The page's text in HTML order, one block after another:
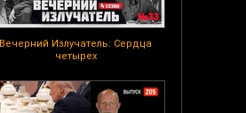
Вечерний Излучатель: Сердца
четырех